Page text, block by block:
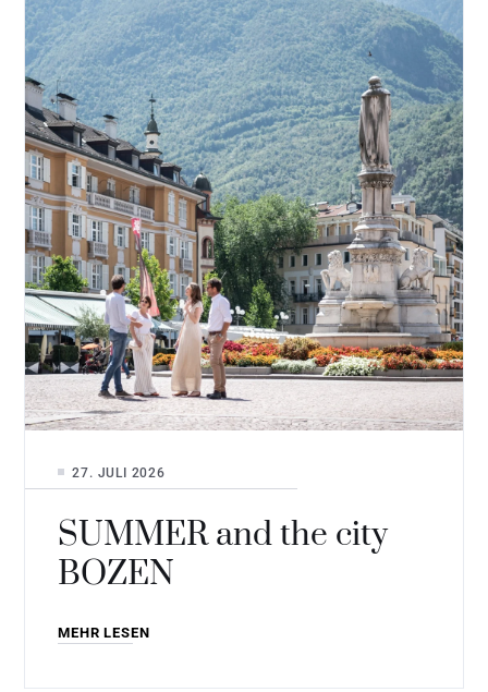
SUMMER and the city
BOZEN
27. JULI 2026
MEHR LESEN